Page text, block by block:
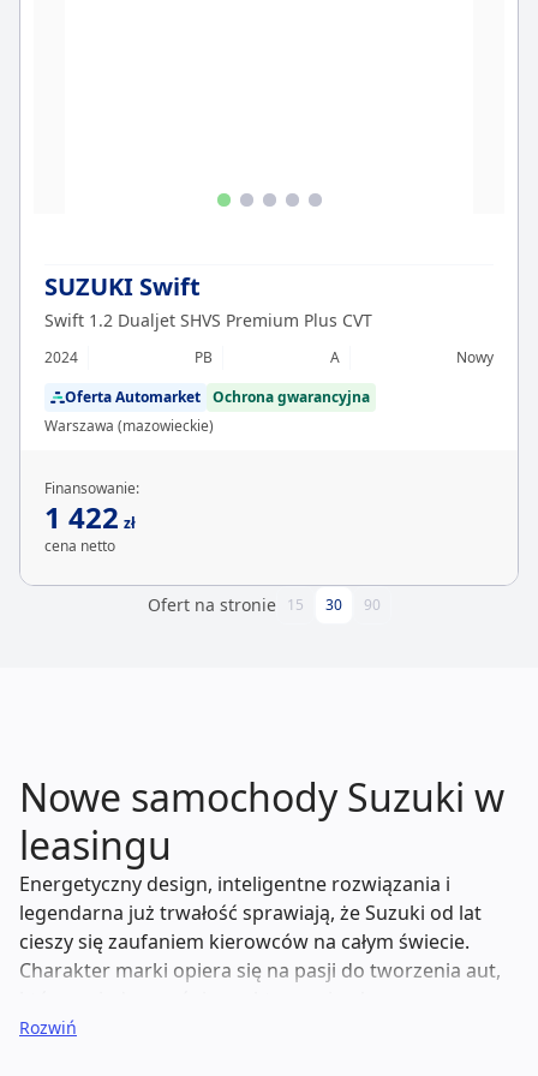
SUZUKI Swift
Swift 1.2 Dualjet SHVS Premium Plus CVT
2024 PB A
Nowy
Oferta Automarket Ochrona gwarancyjna
Warszawa (mazowieckie)
Finansowanie:
1 422 zł
cena netto
Ofert na stronie 15 30 90
Nowe samochody Suzuki w
leasingu
Energetyczny design, inteligentne rozwiązania i
legendarna już trwałość sprawiają, że Suzuki od lat
cieszy się zaufaniem kierowców na całym świecie.
Charakter marki opiera się na pasji do tworzenia aut,
temperamentu. Od zwinnych modeli miejskich, przez
Rozwiń